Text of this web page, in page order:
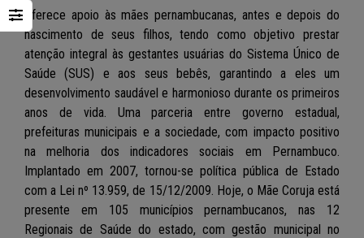
Oferece apoio às mães pernambucanas, antes e depois do
nascimento de seus filhos, tendo como objetivo prestar
atenção integral às gestantes usuárias do Sistema Único de
Saúde (SUS) e aos seus bebês, garantindo a eles um
desenvolvimento saudável e harmonioso durante os primeiros
anos de vida. Uma parceria entre governo estadual,
prefeituras municipais e a sociedade, com impacto positivo
na melhoria dos indicadores sociais em Pernambuco.
Implantado em 2007, tornou-se política pública de Estado
com a Lei nº 13.959, de 15/12/2009. Hoje, o Mãe Coruja está
presente em 105 municípios pernambucanos, nas 12
Regionais de Saúde do estado, com gestão municipal no